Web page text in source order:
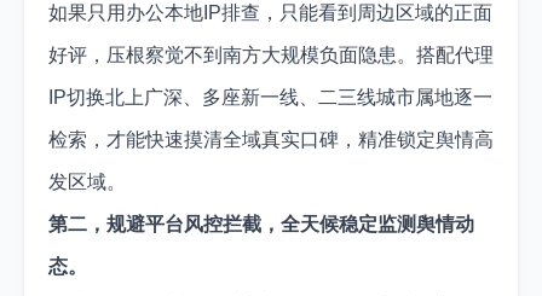
如果只用办公本地IP排查，只能看到周边区域的正面
好评，压根察觉不到南方大规模负面隐患。搭配代理
IP切换北上广深、多座新一线、二三线城市属地逐一
检索，才能快速摸清全域真实口碑，精准锁定舆情高
发区域。
第二，规避平台风控拦截，全天候稳定监测舆情动
态。